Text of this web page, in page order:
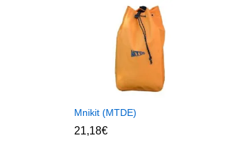
Mnikit (MTDE)
21,18€